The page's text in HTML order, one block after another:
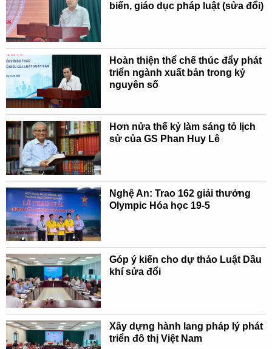
biến, giáo dục pháp luật (sửa đổi)
Hoàn thiện thể chế thúc đẩy phát
triển ngành xuất bản trong kỷ
nguyên số
Hơn nửa thế kỷ làm sáng tỏ lịch
sử của GS Phan Huy Lê
Nghệ An: Trao 162 giải thưởng
Olympic Hóa học 19-5
Góp ý kiến cho dự thảo Luật Dầu
khí sửa đổi
Xây dựng hành lang pháp lý phát
triển đô thị Việt Nam